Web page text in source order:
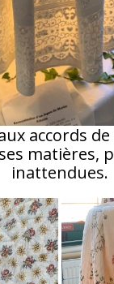
accords
matières,
inattendues.